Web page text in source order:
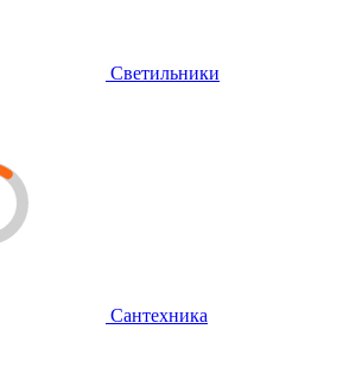
Светильники
Сантехника